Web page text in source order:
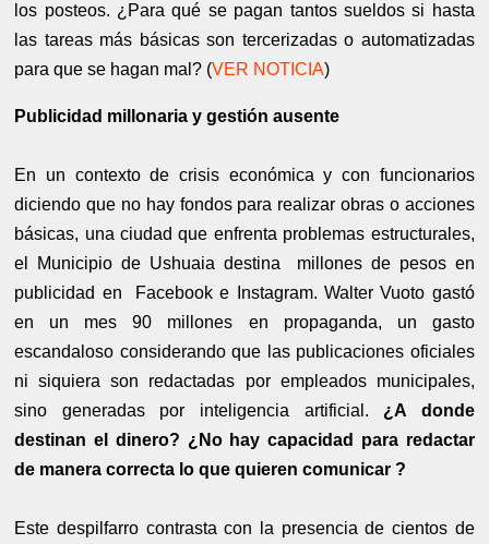
los posteos. ¿Para qué se pagan tantos sueldos si hasta
las tareas más básicas son tercerizadas o automatizadas
para que se hagan mal? (VER NOTICIA)
Publicidad millonaria y gestión ausente
En un contexto de crisis económica y con funcionarios
diciendo que no hay fondos para realizar obras o acciones
básicas, una ciudad que enfrenta problemas estructurales,
el Municipio de Ushuaia destina millones de pesos en
publicidad en Facebook e Instagram. Walter Vuoto gastó
en un mes 90 millones en propaganda, un gasto
escandaloso considerando que las publicaciones oficiales
ni siquiera son redactadas por empleados municipales,
sino generadas por inteligencia artificial. ¿A donde
destinan el dinero? ¿No hay capacidad para redactar
de manera correcta lo que quieren comunicar ?
Este despilfarro contrasta con la presencia de cientos de